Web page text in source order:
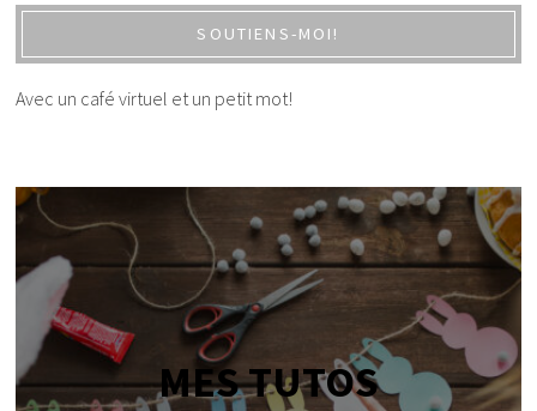
SOUTIENS-MOI!
Avec un café virtuel et un petit mot!
MES TUTOS